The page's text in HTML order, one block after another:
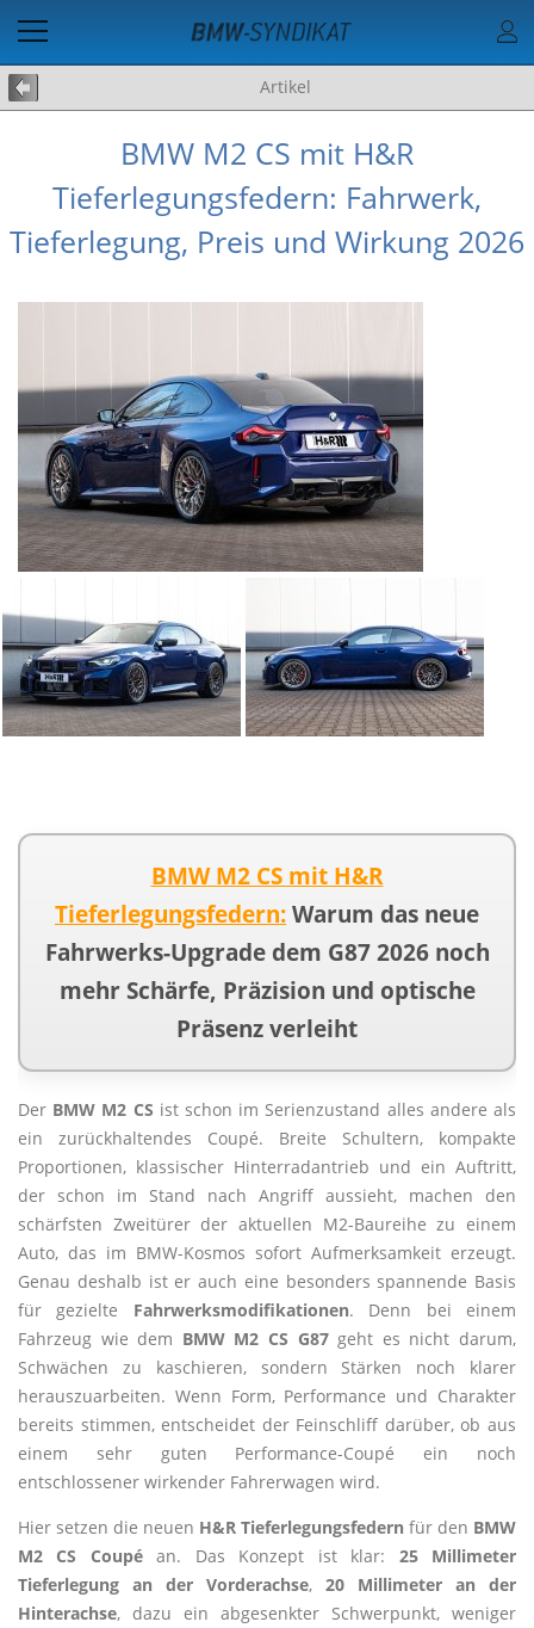
Artikel
BMW M2 CS mit H&R
Tieferlegungsfedern: Fahrwerk,
Tieferlegung, Preis und Wirkung 2026
BMW M2 CS mit H&R
Tieferlegungsfedern:Warum das neue
Fahrwerks-Upgrade dem G87 2026 noch
mehr Schärfe, Präzision und optische
Präsenz verleiht
Der BMW M2 CS ist schon im Serienzustand alles andere als
ein zurückhaltendes Coupé. Breite Schultern, kompakte
Proportionen, klassischer Hinterradantrieb und ein Auftritt,
der schon im Stand nach Angriff aussieht, machen den
schärfsten Zweitürer der aktuellen M2-Baureihe zu einem
Auto, das im BMW-Kosmos sofort Aufmerksamkeit erzeugt.
Genau deshalb ist er auch eine besonders spannende Basis
für gezielte Fahrwerksmodifikationen. Denn bei einem
Fahrzeug wie dem BMW M2 CS G87geht es nicht darum,
Schwächen zu kaschieren, sondern Stärken noch klarer
herauszuarbeiten. Wenn Form, Performance und Charakter
bereits stimmen, entscheidet der Feinschliff darüber, ob aus
einem sehr guten Performance-Coupé ein noch
entschlossener wirkender Fahrerwagen wird.
Hier setzen die neuen H&R Tieferlegungsfedern für den BMW
M2 CS Coupéan. Das Konzept ist klar: 25 Millimeter
Tieferlegung an der Vorderachse, 20 Millimeter an der
Hinterachse, dazu ein abgesenkter Schwerpunkt, weniger